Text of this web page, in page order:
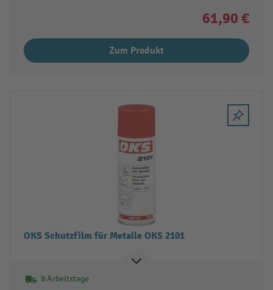
61,90 €
Zum Produkt
OKS Schutzfilm für Metalle OKS 2101
8 Arbeitstage